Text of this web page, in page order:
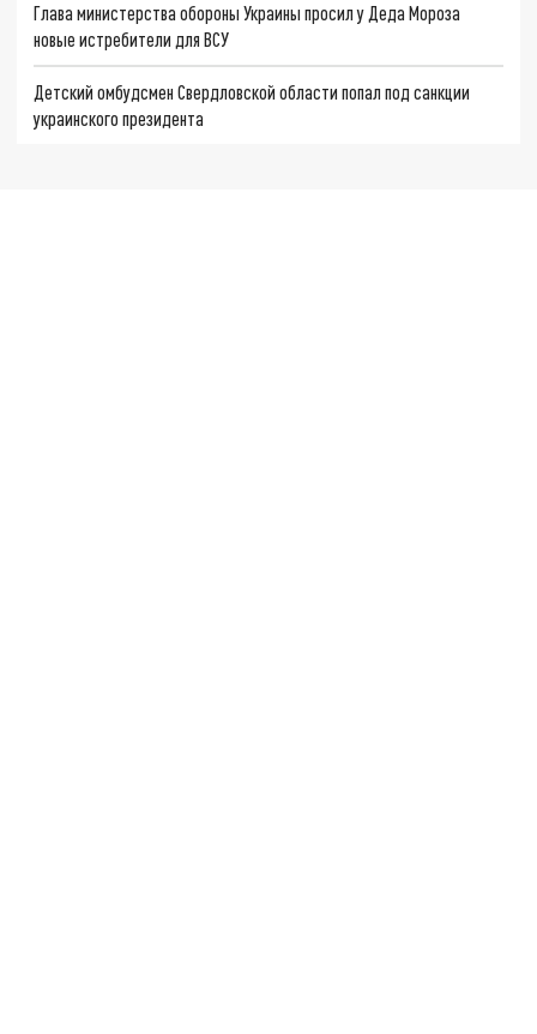
Глава министерства обороны Украины просил у Деда Мороза
новые истребители для ВСУ
Детский омбудсмен Свердловской области попал под санкции
украинского президента